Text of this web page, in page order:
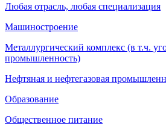
Любая отрасль, любая специализация
Машиностроение
Металлургический комплекс (в т.ч.
промышленность)
Нефтяная и нефтегазовая
Образование
Общественное питание